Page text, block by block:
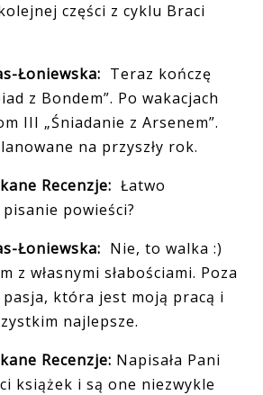
części z cyklu Braci
Łoniewska: Teraz kończę
z Bondem”. Po wakacjach
III „Śniadanie z Arsenem”.
na przyszły rok.
Recenzje: Łatwo
powieści?
Łoniewska: Nie, to walka :)
z własnymi słabościami. Poza
która jest moją pracą i
najlepsze.
Recenzje: Napisała Pani
książek i są one niezwykle